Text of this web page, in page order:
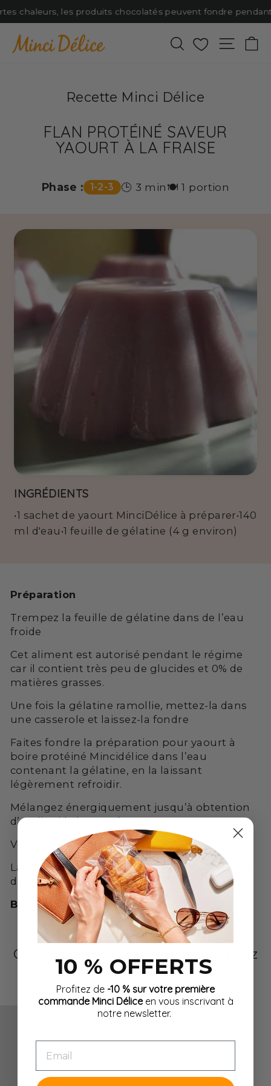
Passer
au
contenu
chaleurs, les produits chocolatés peuvent fondre
Rechercher
Favoris
Recette Minci Délice
FLAN PROTÉINÉ SAVEUR
YAOURT À LA FRAISE
Phase : 1-2-3 🕒 3 min🍽️ 1 portion
INGRÉDIENTS
•1 sachet de yaourt MinciDélice à préparer•140
ml d'eau•1 feuille de gélatine (4 g environ)
Préparation
Trempez la feuille de gélatine dans de l’eau
froide
Cet aliment est autorisé pendant le régime
car il contient très peu de glucides et 0% de
matières grasses.
Une fois la gélatine ramollie, mettez-la dans
une casserole et laissez-la fondre
Faites fondre la préparation pour yaourt à
boire protéiné Mincidélice dans l’eau
contenant la gélatine, en la laissant
légèrement refroidir.
Mélangez énergiquement jusqu’à obtention
d’un liquide homogène.
Versez le mélange dans 4 petits moules.
Laissez reposer au minimum deux heures et
demi au réfrigérateur.
Bon appétit !
Cette recette vous plaît ? Découvrez
les produits Minci Délice liés
10 % OFFERTS
Profitez de -10 % sur votre première
commande Minci Déliceen vous inscrivant à
notre newsletter.